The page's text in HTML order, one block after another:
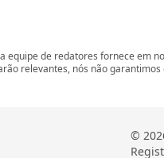
de redatores fornece em
relevantes, nós não
©